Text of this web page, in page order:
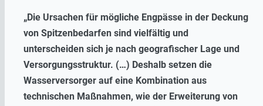
„Die Ursachen für mögliche Engpässe in der Deckung
von Spitzenbedarfen sind vielfältig und
unterscheiden sich je nach geografischer Lage und
Versorgungsstruktur. (…) Deshalb setzen die
Wasserversorger auf eine Kombination aus
technischen Maßnahmen, wie der Erweiterung von